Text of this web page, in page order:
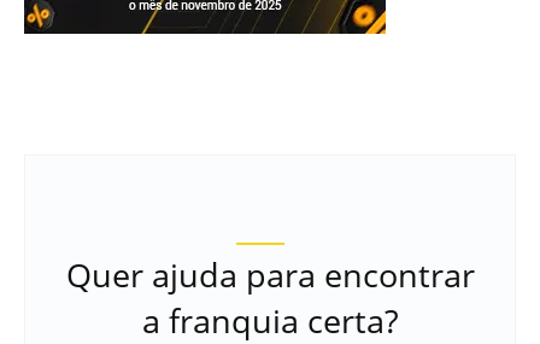
Quer ajuda para encontrar
a franquia certa?